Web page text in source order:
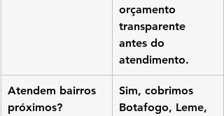
orçamento
transparente
antes do
atendimento.
Atendem bairros
próximos?
Sim, cobrimos
Botafogo, Leme,